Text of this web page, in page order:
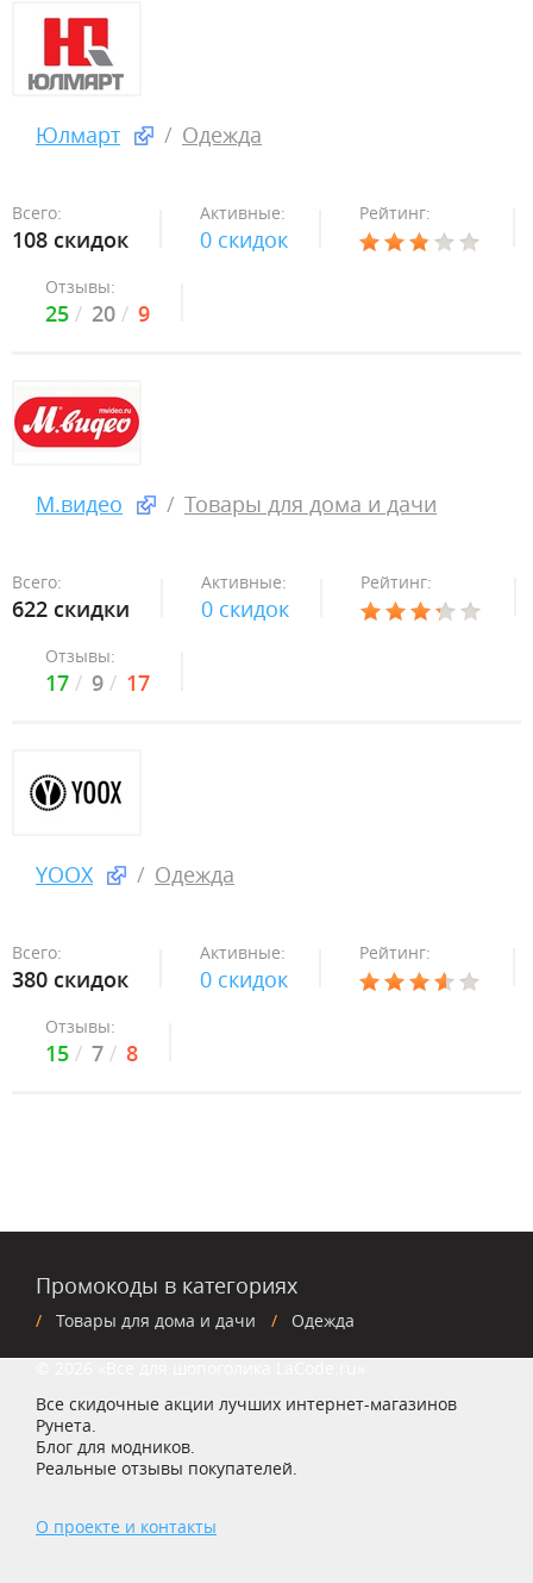
Юлмарт Одежда
Всего:
108 скидок
Активные:
0 скидок
Рейтинг:
Отзывы:
25 20 9
М.видео Товары для дома и дачи
Всего:
622 скидки
Активные:
0 скидок
Рейтинг:
Отзывы:
17 9 17
YOOX Одежда
Всего:
380 скидок
Активные:
0 скидок
Рейтинг:
Отзывы:
15 7 8
Промокоды в категориях
Товары для дома и дачи Одежда
Все скидочные акции лучших интернет-магазинов
Рунета.
Блог для модников.
Реальные отзывы покупателей.
О проекте и контакты